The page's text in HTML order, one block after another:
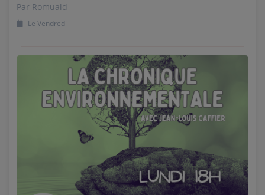
Par Romuald
Le Vendredi